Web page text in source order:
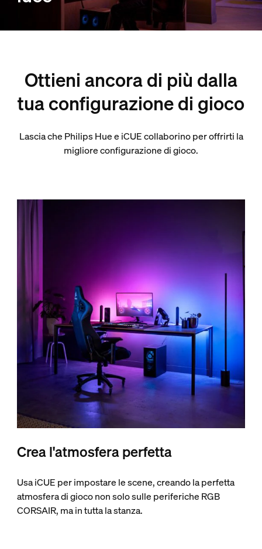
Ottieni ancora di più dalla
tua configurazione di gioco
Lascia che Philips Hue e iCUE collaborino per offrirti la
migliore configurazione di gioco.
Crea l'atmosfera perfetta
Usa iCUE per impostare le scene, creando la perfetta
atmosfera di gioco non solo sulle periferiche RGB
CORSAIR, ma in tutta la stanza.